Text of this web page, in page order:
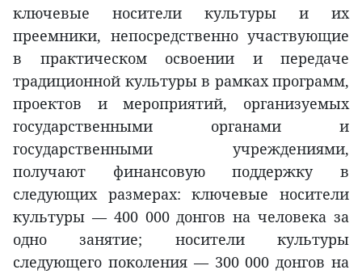
ключевые носители культуры и их
преемники, непосредственно участвующие
в практическом освоении и передаче
традиционной культуры в рамках программ,
проектов и мероприятий, организуемых
государственными органами и
государственными учреждениями,
получают финансовую поддержку в
следующих размерах: ключевые носители
культуры — 400 000 донгов на человека за
одно занятие; носители культуры
следующего поколения — 300 000 донгов на